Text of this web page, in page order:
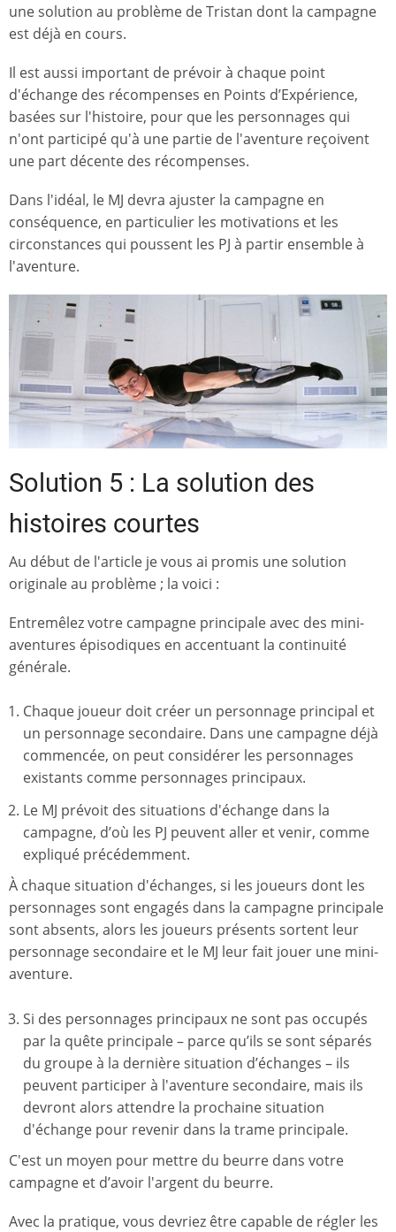
une solution au problème de Tristan dont la campagne
est déjà en cours.
Il est aussi important de prévoir à chaque point
d'échange des récompenses en Points d’Expérience,
basées sur l'histoire, pour que les personnages qui
n'ont participé qu'à une partie de l'aventure reçoivent
une part décente des récompenses.
Dans l'idéal, le MJ devra ajuster la campagne en
conséquence, en particulier les motivations et les
circonstances qui poussent les PJ à partir ensemble à
l'aventure.
Solution 5 : La solution des
histoires courtes
Au début de l'article je vous ai promis une solution
originale au problème ; la voici :
Entremêlez votre campagne principale avec des mini-
aventures épisodiques en accentuant la continuité
générale.
Chaque joueur doit créer un personnage principal et
un personnage secondaire. Dans une campagne déjà
commencée, on peut considérer les personnages
existants comme personnages principaux.
Le MJ prévoit des situations d'échange dans la
campagne, d’où les PJ peuvent aller et venir, comme
expliqué précédemment.
À chaque situation d'échanges, si les joueurs dont les
personnages sont engagés dans la campagne principale
sont absents, alors les joueurs présents sortent leur
personnage secondaire et le MJ leur fait jouer une mini-
aventure.
Si des personnages principaux ne sont pas occupés
par la quête principale – parce qu’ils se sont séparés
du groupe à la dernière situation d’échanges – ils
peuvent participer à l'aventure secondaire, mais ils
devront alors attendre la prochaine situation
d'échange pour revenir dans la trame principale.
C'est un moyen pour mettre du beurre dans votre
campagne et d’avoir l'argent du beurre.
Avec la pratique, vous devriez être capable de régler les